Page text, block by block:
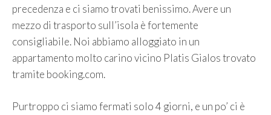
precedenza e ci siamo trovati benissimo. Avere un
mezzo di trasporto sull’isola è fortemente
consigliabile. Noi abbiamo alloggiato in un
appartamento molto carino vicino Platis Gialos trovato
tramite booking.com.
Purtroppo ci siamo fermati solo 4 giorni, e un po’ ci è